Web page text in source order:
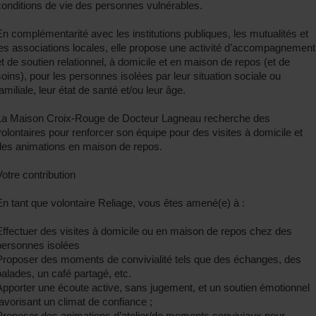
de vie des personnes vulnérables.
complémentarité avec les institutions publiques, les mutualités et
associations locales, elle propose une activité d’accompagnement
de soutien relationnel, à domicile et en maison de repos (et de
pour les personnes isolées par leur situation sociale ou
leur état de santé et/ou leur âge.
Maison Croix-Rouge de Docteur Lagneau recherche des
pour renforcer son équipe pour des visites à domicile et
animations en maison de repos.
contribution
tant que volontaire Reliage, vous êtes amené(e) à :
des visites à domicile ou en maison de repos chez des
isolées
des moments de convivialité tels que des échanges, des
un café partagé, etc.
une écoute active, sans jugement, et un soutien émotionnel
un climat de confiance ;